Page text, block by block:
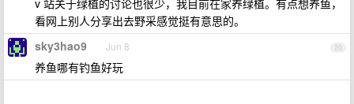
v 站关于绿植的讨论也很少，我目前在家养绿植。有点想养鱼，
看网上别人分享出去野采感觉挺有意思的。
20
sky3hao9 Jun 8
养鱼哪有钓鱼好玩